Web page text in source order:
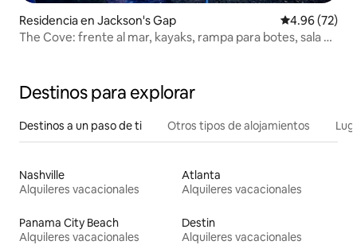
Residencia en Jackson's Gap Calificación
4.96 (72)
The Cove: frente al mar, kayaks, rampa para botes, sala de
Destinos para explorar
Destinos a un paso de ti Otros tipos de alojamientos
Nashville
Alquileres vacacionales
Atlanta
Alquileres vacacionales
Panama City Beach
Alquileres vacacionales
Destin
Alquileres vacacionales